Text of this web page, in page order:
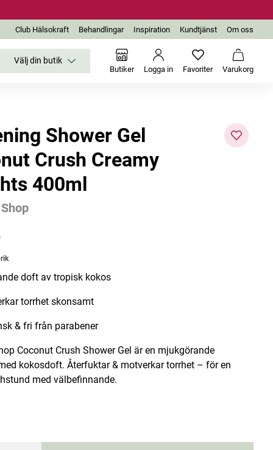
Club Hälsokraft Behandlingar Inspiration Kundtjänst Om oss
Välj din butik
Butiker Logga in FavoriterInga favoriter
Varukorg
Creamy
Body Desserts Body Mist Coconut Milk
Shower Gel
Crush Creamy
400ml
doft av tropisk kokos
torrhet skonsamt
& fri från parabener
Coconut Crush Shower Gel är en mjukgörande
kokosdoft. Återfuktar & motverkar torrhet – för en
med välbefinnande.